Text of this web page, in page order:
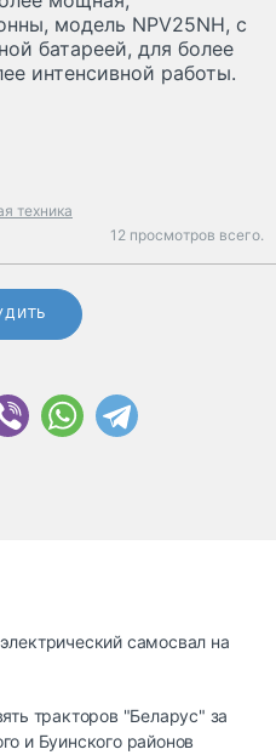
модель NPV25NH, с
батареей, для более
интенсивной работы.
техника
12 просмотров всего.
самосвал на
тракторов "Беларус" за
и Буинского районов